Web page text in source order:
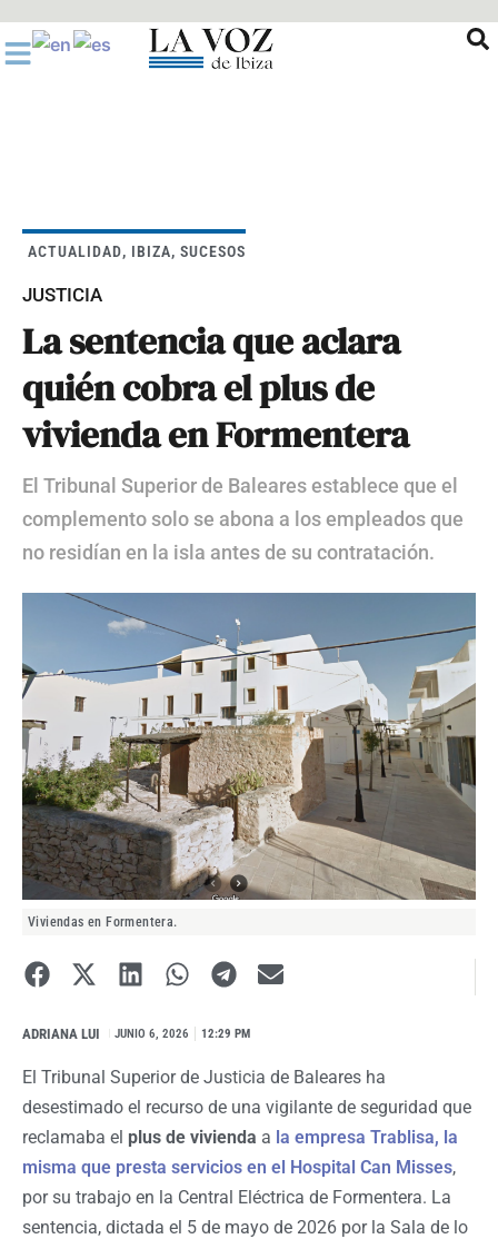
al
contenido
ACTUALIDAD, IBIZA, SUCESOS
JUSTICIA
La sentencia que aclara
quién cobra el plus de
vivienda en Formentera
El Tribunal Superior de Baleares establece que el
complemento solo se abona a los empleados que
no residían en la isla antes de su contratación.
Viviendas en Formentera.
ADRIANA LUI JUNIO 6, 2026 12:29 PM
El Tribunal Superior de Justicia de Baleares ha
desestimado el recurso de una vigilante de seguridad que
reclamaba el plus de vivienda a la empresa Trablisa, la
misma que presta servicios en el Hospital Can Misses,
por su trabajo en la Central Eléctrica de Formentera. La
sentencia, dictada el 5 de mayo de 2026 por la Sala de lo